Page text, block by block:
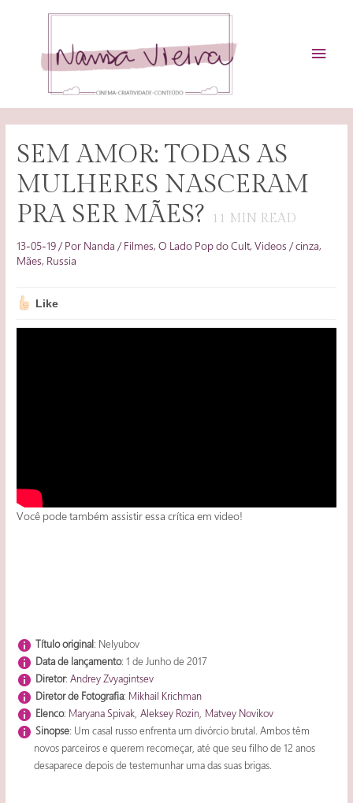
conteúdo
SEM AMOR: TODAS AS
MULHERES NASCERAM
PRA SER MÃES?
11 MIN READ
13-05-19/ Por Nanda/Filmes,O Lado Pop do Cult,Videos /cinza,
Mães, Russia
Like
Você pode também assistir essa crítica em video!
Título original: Nelyubov
Data de lançamento: 1 de Junho de 2017
Diretor:Andrey Zvyagintsev
Diretor de Fotografia: Mikhail Krichman
Elenco: Maryana Spivak,Aleksey Rozin, Matvey Novikov
Sinopse: Um casal russo enfrenta um divórcio brutal. Ambos têm
novos parceiros e querem recomeçar, até que seu filho de 12 anos
desaparece depois de testemunhar uma das suas brigas.